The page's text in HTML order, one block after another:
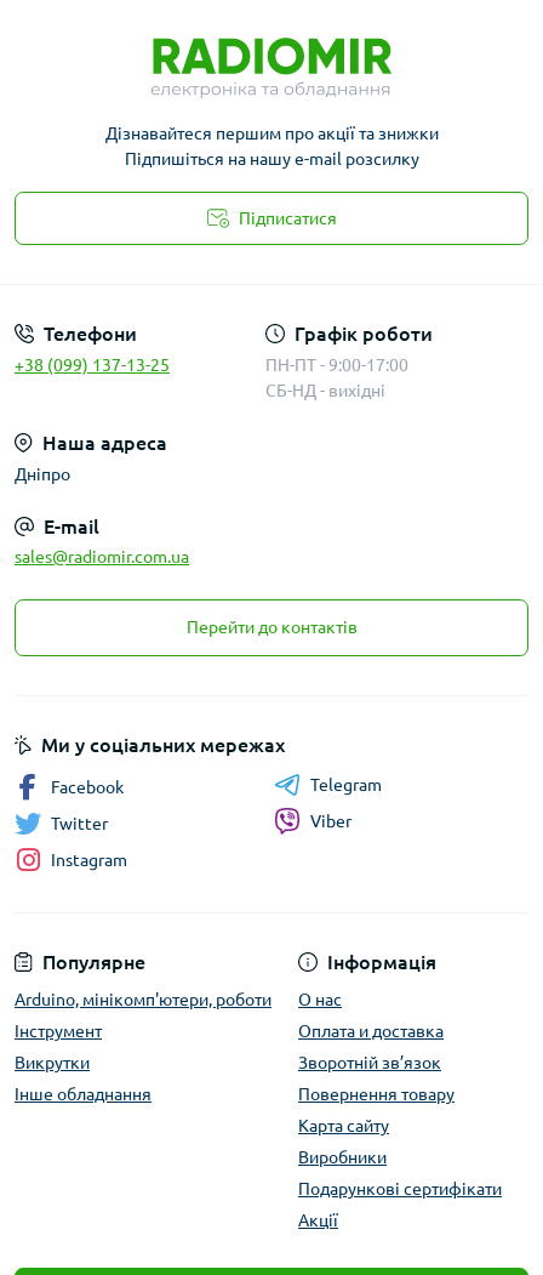
Дізнавайтеся першим про акції та знижки
Підпишіться на нашу e-mail розсилку
Підписатися
Телефони
+38 (099) 137-13-25
Графік роботи
ПН-ПТ - 9:00-17:00
СБ-НД - вихідні
Наша адреса
Дніпро
E-mail
sales@radiomir.com.ua
Перейти до контактів
Популярне
Arduino, мінікомп'ютери, роботи
Інструмент
Викрутки
Інше обладнання
Інформація
О нас
Оплата и доставка
Зворотній зв’язок
Повернення товару
Карта сайту
Виробники
Подарункові сертифікати
Акції
Ми у соціальних мережах
Facebook
Twitter
Instagram
Telegram
Viber